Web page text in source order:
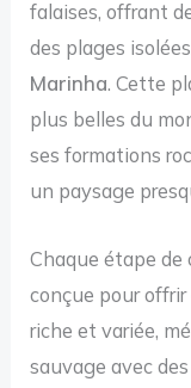
falaises, offrant
des plages
Marinha. Cette
plus belles du
ses formations
un paysage
Chaque étape
conçue pour
riche et variée,
sauvage avec